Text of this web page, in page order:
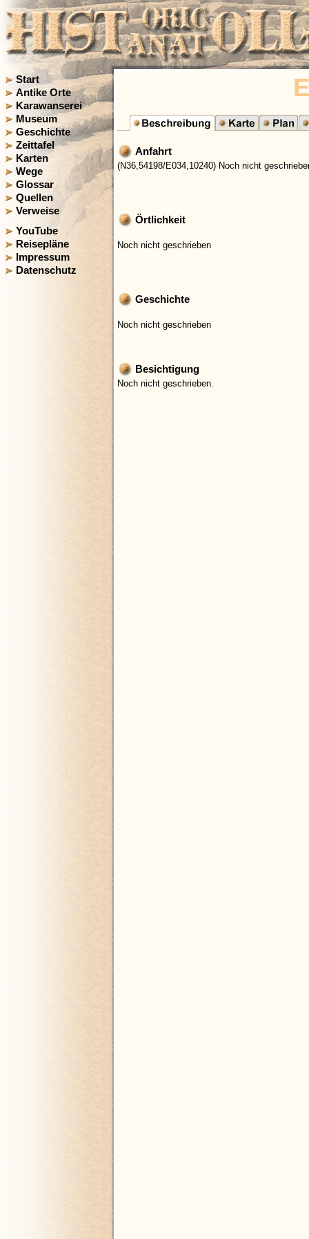
Start
Antike Orte
Karawanserei
Museum
Geschichte
Zeittafel
Karten
Wege
Glossar
Quellen
Verweise
YouTube
Reisepläne
Impressum
Datenschutz
Anfahrt
(N36,54198/E034,10240) Noch nicht
Örtlichkeit
Noch nicht geschrieben
Geschichte
Noch nicht geschrieben
Besichtigung
Noch nicht geschrieben.